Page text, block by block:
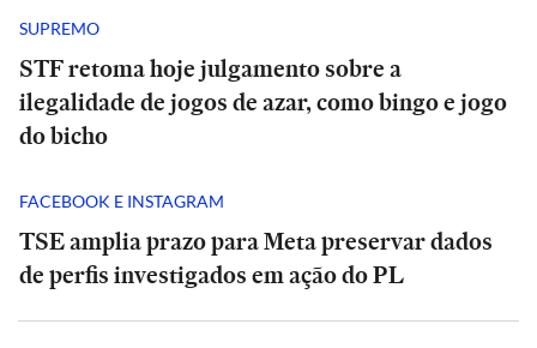
SUPREMO
STF retoma hoje julgamento sobre a
ilegalidade de jogos de azar, como bingo e jogo
do bicho
FACEBOOK E INSTAGRAM
TSE amplia prazo para Meta preservar dados
de perfis investigados em ação do PL